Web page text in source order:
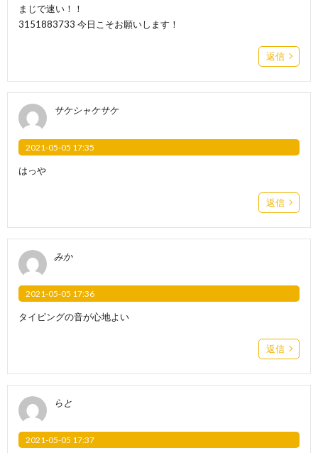
まじで速い！！
3151883733 今日こそお願いします！
返信
サケシャケサケ
2021-05-05 17:35
はっや
返信
みか
2021-05-05 17:36
タイピングの音が心地よい
返信
らと
2021-05-05 17:37